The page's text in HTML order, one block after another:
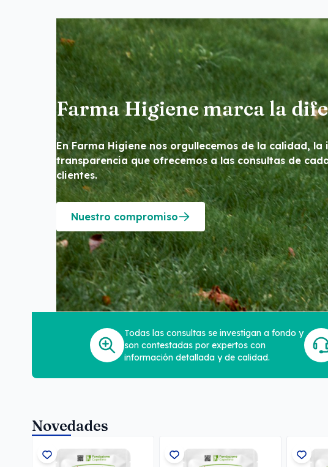
Farma Higiene marca la
En Farma Higiene nos orgullecemos de la calidad,
transparencia que ofrecemos a las consultas de
clientes.
Nuestro compromiso
Todas las consultas se investigan a fondo y
son contestadas por expertos con
información detallada y de calidad.
Novedades